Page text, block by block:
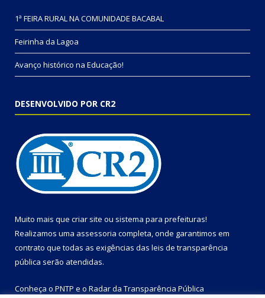
1ª FEIRA RURAL NA COMUNIDADE BACABAL
Feirinha da Lagoa
Avanço histórico na Educação!
DESENVOLVIDO POR CR2
Muito mais que criar site ou sistema para prefeituras!
Realizamos uma assessoria completa, onde garantimos em
contrato que todas as exigências das leis de transparência
pública serão atendidas.
Conheça o PNTP e o Radar da Transparência Pública